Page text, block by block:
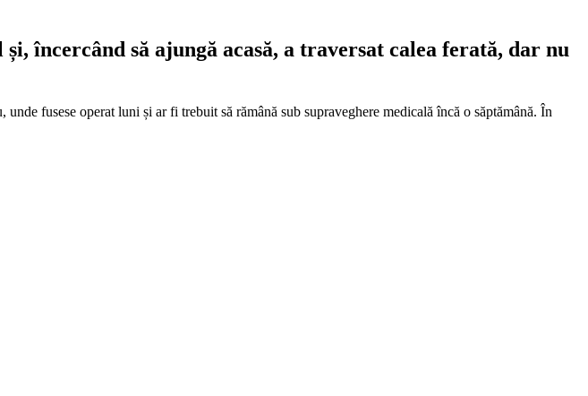
încercând să ajungă acasă, a traversat calea ferată, dar nu
fusese operat luni și ar fi trebuit să rămână sub supraveghere medicală încă o săptămână. În